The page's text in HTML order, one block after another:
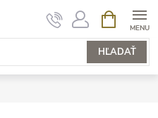
HĽADAŤ
KOŠÍK